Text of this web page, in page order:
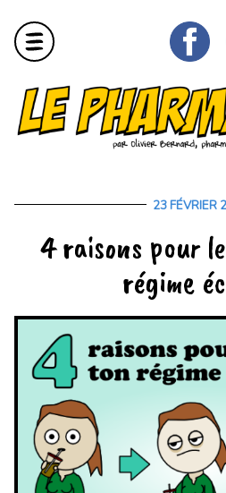
au
contenu
23 FÉVRIER
4 raisons pour
régime